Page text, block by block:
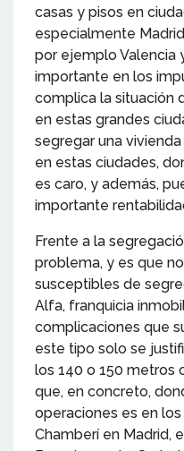
casas y pisos en
especialmente
por ejemplo Valencia
importante en los
complica la situación
en estas grandes
segregar una
en estas ciudades,
es caro, y además,
importante
Frente a la
problema, y es que
susceptibles de
Alfa, franquicia
complicaciones que
este tipo solo se
los 140 o 150 metros
que, en concreto,
operaciones es en
Chamberí en Madrid,